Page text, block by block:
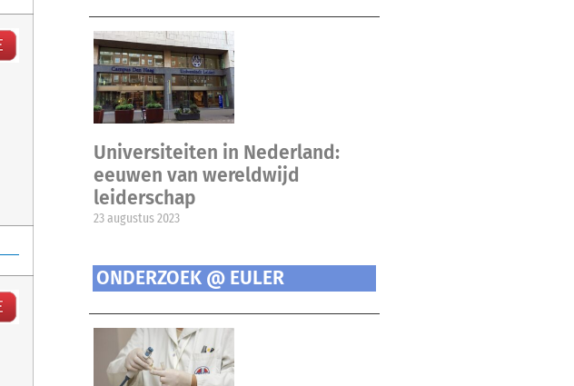
Universiteiten in Nederland:
eeuwen van wereldwijd
leiderschap
23 augustus 2023
ONDERZOEK @ EULER